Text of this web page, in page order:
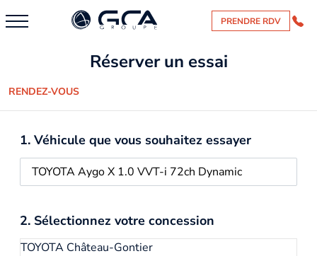
PRENDRE RDV
Réserver un essai
RENDEZ-VOUS
1. Véhicule que vous souhaitez essayer
2. Sélectionnez votre concession
TOYOTA Château-Gontier